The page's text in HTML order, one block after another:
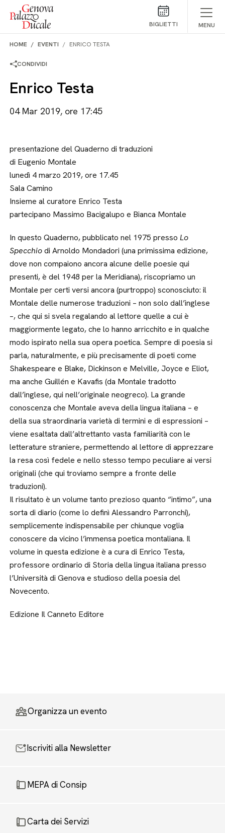
Salta al contenuto
BIGLIETTI MENU
HOME EVENTI ENRICO TESTA
CONDIVIDI
Enrico Testa
04 Mar 2019, ore 17:45
presentazione del Quaderno di traduzioni
di Eugenio Montale
lunedì 4 marzo 2019, ore 17.45
Sala Camino
Insieme al curatore Enrico Testa
partecipano Massimo Bacigalupo e Bianca Montale
In questo Quaderno, pubblicato nel 1975 pressoLo
Specchiodi Arnoldo Mondadori (una primissima edizione,
dove non compaiono ancora alcune delle poesie qui
presenti, è del 1948 per la Meridiana), riscopriamo un
Montale per certi versi ancora (purtroppo) sconosciuto: il
Montale delle numerose traduzioni – non solo dall’inglese
–, che qui si svela regalando al lettore quelle a cui è
maggiormente legato, che lo hanno arricchito e in qualche
modo ispirato nella sua opera poetica. Sempre di poesia si
parla, naturalmente, e più precisamente di poeti come
Shakespeare e Blake, Dickinson e Melville, Joyce e Eliot,
ma anche Guillén e Kavafis (da Montale tradotto
dall’inglese, qui nell’originale neogreco). La grande
conoscenza che Montale aveva della lingua italiana – e
della sua straordinaria varietà di termini e di espressioni –
viene esaltata dall’altrettanto vasta familiarità con le
letterature straniere, permettendo al lettore di apprezzare
la resa così fedele e nello stesso tempo peculiare ai versi
originali (che qui troviamo sempre a fronte delle
traduzioni).
Il risultato è un volume tanto prezioso quanto “intimo”, una
sorta di diario (come lo definì Alessandro Parronchi),
semplicemente indispensabile per chiunque voglia
conoscere da vicino l’immensa poetica montaliana. Il
volume in questa edizione è a cura di Enrico Testa,
professore ordinario di Storia della lingua italiana presso
l’Università di Genova e studioso della poesia del
Novecento.
Edizione Il Canneto Editore
Organizza un evento
Iscriviti alla Newsletter
MEPA di Consip
Carta dei Servizi